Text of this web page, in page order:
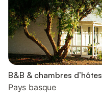
B&B & chambres d’hôtes
Pays basque